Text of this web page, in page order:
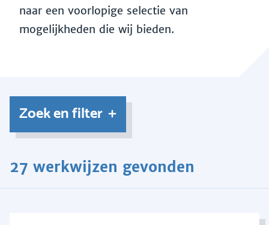
naar een voorlopige selectie van
mogelijkheden die wij bieden.
Zoek en filter
27 werkwijzen gevonden